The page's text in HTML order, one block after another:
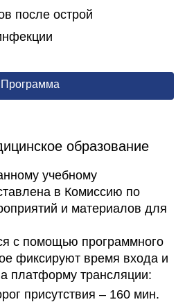
после острой
Программа
образование
учебному
в Комиссию по
и материалов для
с помощью программного
фиксируют время входа и
платформу трансляции:
присутствия – 160 мин.